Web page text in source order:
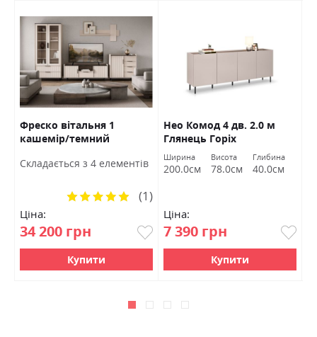
Фреско вітальня 1
кашемір/темний
Cкладається з 4 елементів
Ціна:
34 200 грн
Рейтинг:
(1)
Купити
Нео Комод 4 дв. 2.0 м
Глянець Горіх
макадамія/Супер Мат
Тоффі Міромарк
Ширина
200.0см
Висота
78.0см
Глибина
40.0см
Ціна:
7 390 грн
Купити